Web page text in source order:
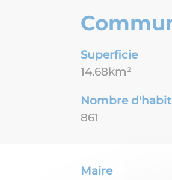
Superficie
14.68km²
Nombre
861
Maire